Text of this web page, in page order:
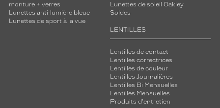
monture + verres
Lunettes anti-lumière bleue
Lunettes de sport à la vue
Lunettes de soleil Oakley
Soldes
LENTILLES
Lentilles de contact
Lentilles correctrices
Lentilles de couleur
Lentilles Journalières
Lentilles Bi Mensuelles
Lentilles Mensuelles
Produits d'entretien